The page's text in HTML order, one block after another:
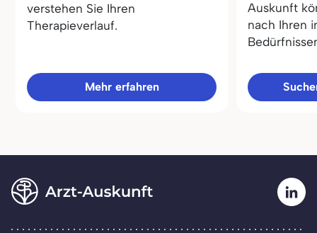
verstehen Sie Ihren
Therapieverlauf.
Mehr erfahren
Auskunft
nach Ihren